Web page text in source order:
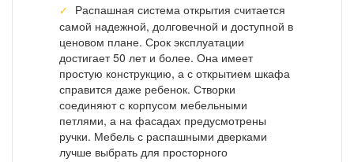
Распашная система открытия считается
самой надежной, долговечной и доступной в
ценовом плане. Срок эксплуатации
достигает 50 лет и более. Она имеет
простую конструкцию, а с открытием шкафа
справится даже ребенок. Створки
соединяют с корпусом мебельными
петлями, а на фасадах предусмотрены
ручки. Мебель с распашными дверками
лучше выбрать для просторного